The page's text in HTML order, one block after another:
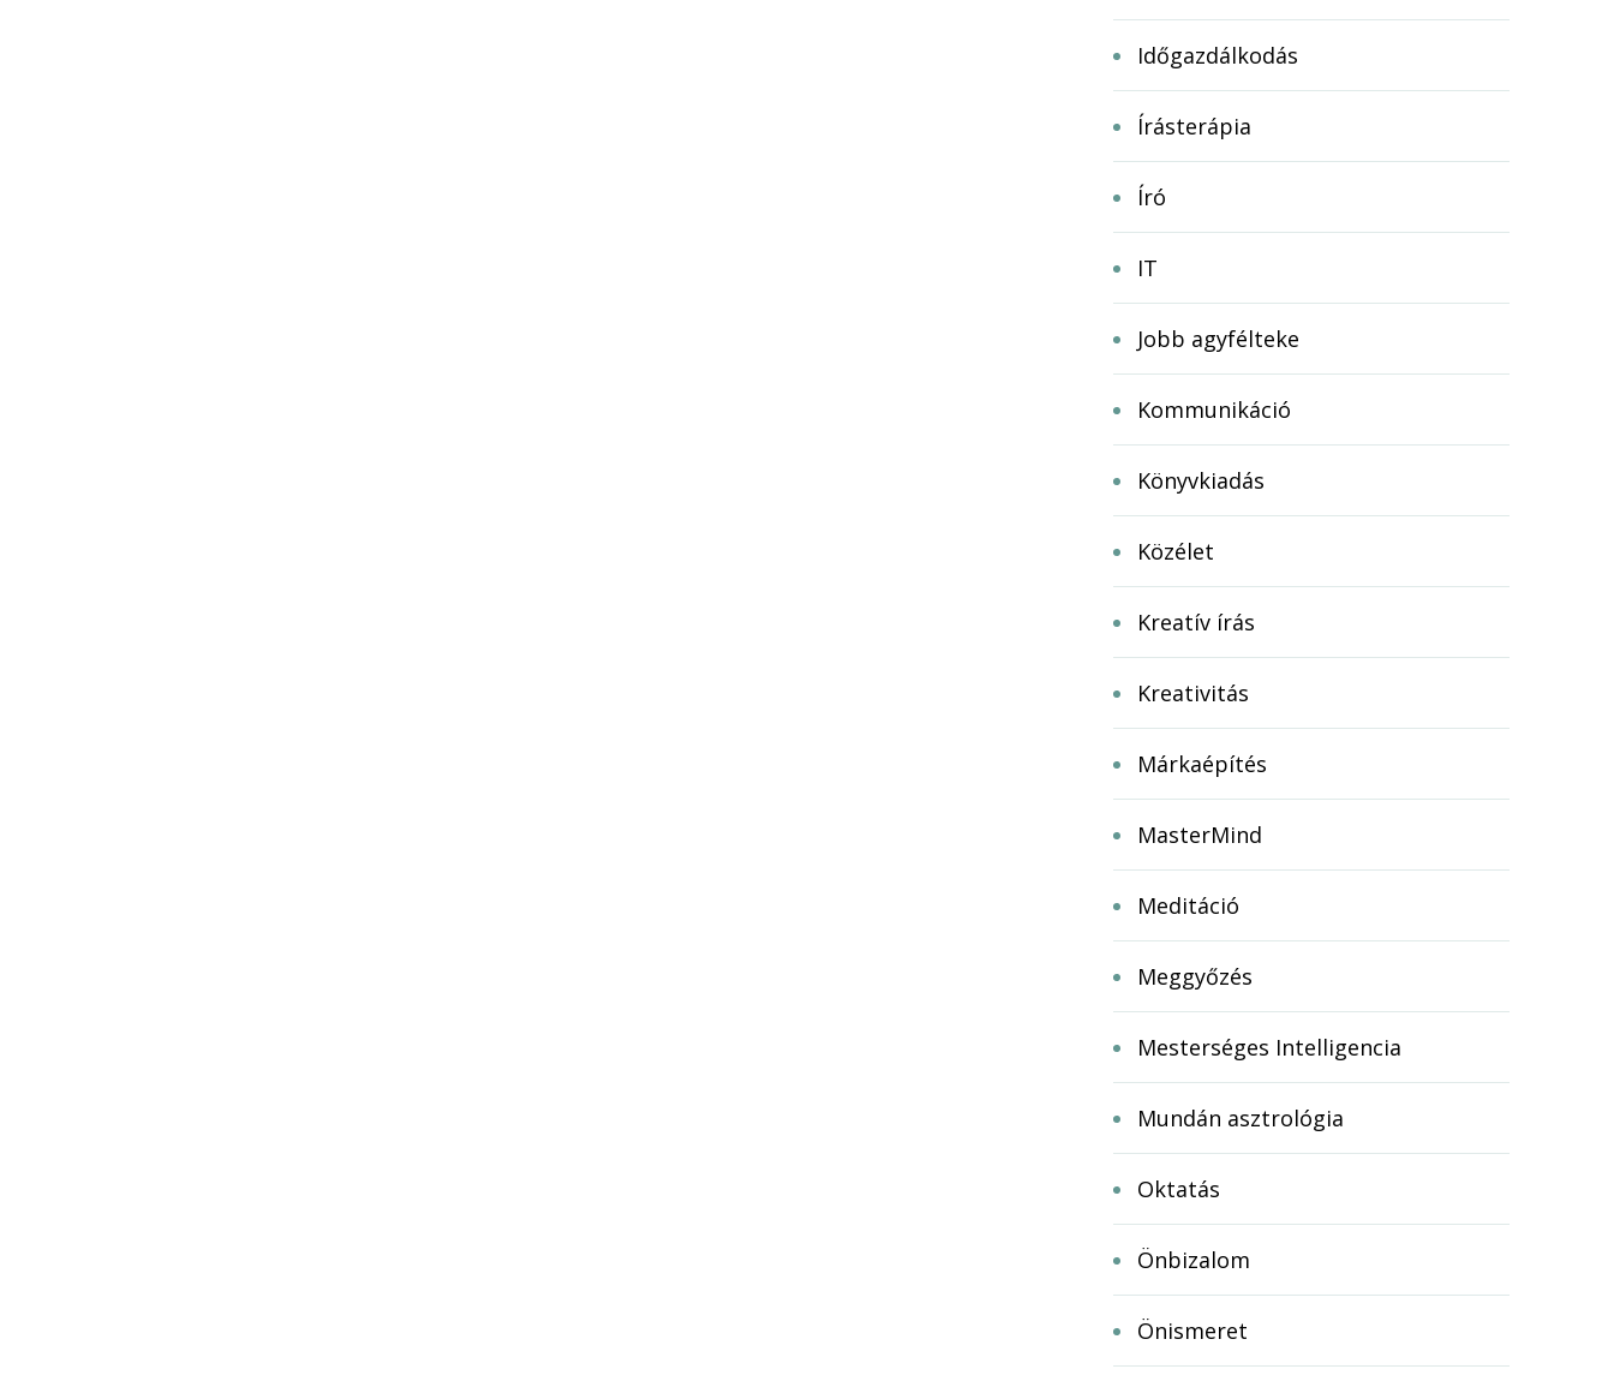
Időgazdálkodás
Írásterápia
Író
IT
Jobb agyfélteke
Kommunikáció
Könyvkiadás
Közélet
Kreatív írás
Kreativitás
Márkaépítés
MasterMind
Meditáció
Meggyőzés
Mesterséges Intelligencia
Mundán asztrológia
Oktatás
Önbizalom
Önismeret